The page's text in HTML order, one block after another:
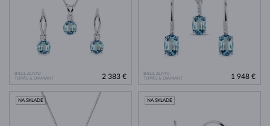
BIELE ZLATO
TOPÁS & DIAMANT
2 383 €
BIELE ZLATO
TOPÁS & DIAMANT
1 948 €
NA SKLADE NA SKLADE